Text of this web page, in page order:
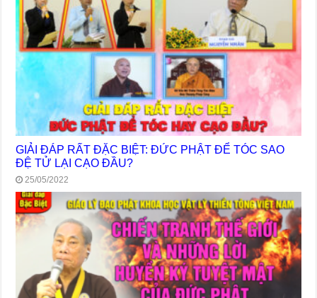
GIẢI ĐÁP RẤT ĐẶC BIỆT: ĐỨC PHẬT ĐỂ TÓC SAO
ĐỆ TỬ LẠI CẠO ĐẦU?
25/05/2022